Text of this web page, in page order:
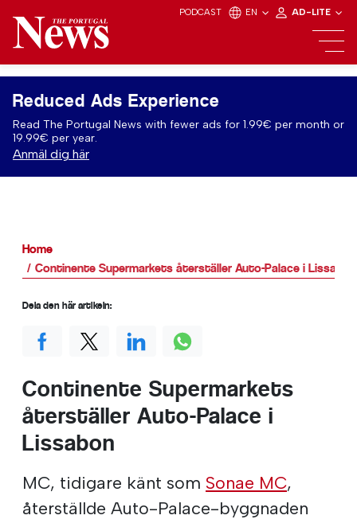
PODCAST EN AD-LITE
Reduced Ads Experience
Read The Portugal News with fewer ads for 1.99€ per month or
19.99€ per year.
Anmäl dig här
Home
Continente Supermarkets återställer Auto-Palace i Lissabon
Continente Supermarkets
återställer Auto-Palace i
Lissabon
MC, tidigare känt som Sonae MC,
återställde Auto-Palace-byggnaden
Dela den här artikeln: